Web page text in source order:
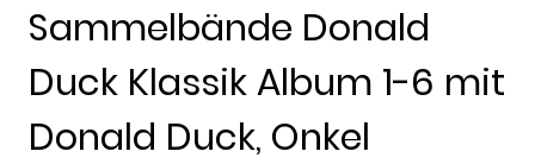
Sammelbände Donald
Duck Klassik Album 1-6 mit
Donald Duck, Onkel